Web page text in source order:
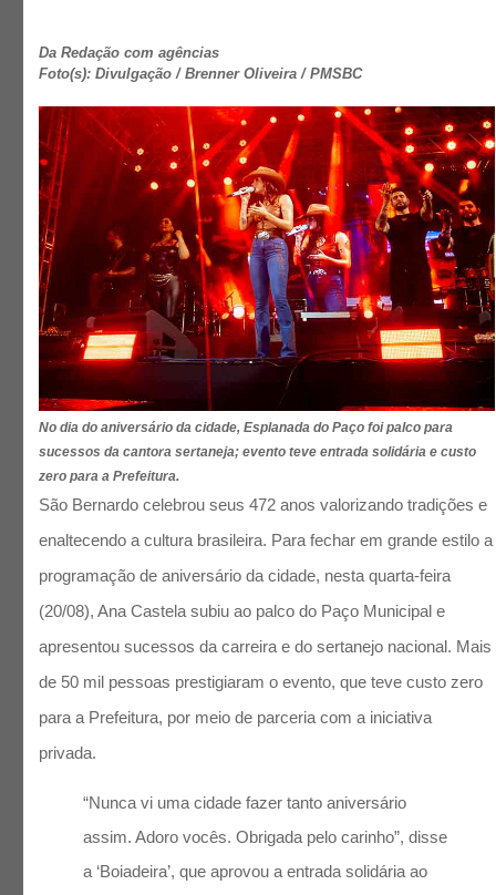
Da Redação com agências
Foto(s): Divulgação / Brenner Oliveira / PMSBC
No dia do aniversário da cidade, Esplanada do Paço foi palco para
sucessos da cantora sertaneja; evento teve entrada solidária e custo
zero para a Prefeitura.
São Bernardo celebrou seus 472 anos valorizando tradições e
enaltecendo a cultura brasileira. Para fechar em grande estilo a
programação de aniversário da cidade, nesta quarta-feira
(20/08), Ana Castela subiu ao palco do Paço Municipal e
apresentou sucessos da carreira e do sertanejo nacional. Mais
de 50 mil pessoas prestigiaram o evento, que teve custo zero
para a Prefeitura, por meio de parceria com a iniciativa
privada.
“Nunca vi uma cidade fazer tanto aniversário
assim. Adoro vocês. Obrigada pelo carinho”, disse
a ‘Boiadeira’, que aprovou a entrada solidária ao